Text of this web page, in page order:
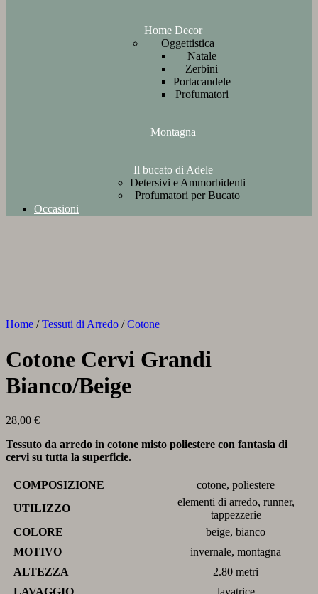
Home Decor
Oggettistica
Natale
Zerbini
Portacandele
Profumatori
Montagna
Il bucato di Adele
Detersivi e Ammorbidenti
Profumatori per Bucato
Occasioni
Home / Tessuti di Arredo / Cotone
Cotone Cervi Grandi
Bianco/Beige
28,00 €
Tessuto da arredo in cotone misto poliestere con fantasia di
cervi su tutta la superficie.
COMPOSIZIONE
cotone, poliestere
UTILIZZO
elementi di arredo, runner,
tappezzerie
COLORE
beige, bianco
MOTIVO
invernale, montagna
ALTEZZA
2.80 metri
LAVAGGIO
lavatrice